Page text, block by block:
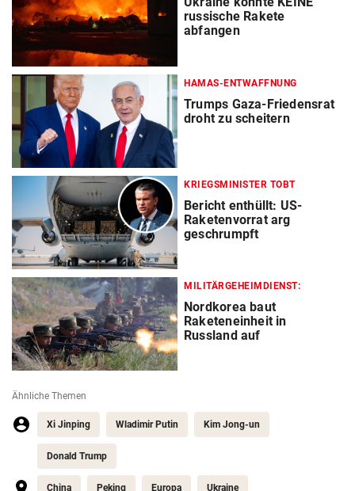
russische Rakete
abfangen
HAMAS-ENTWAFFNUNG
Trumps Gaza-Friedensrat
droht zu scheitern
KRIEGSMINISTER TOBT
Bericht enthüllt: US-
Raketenvorrat arg
geschrumpft
MILITÄRGEHEIMDIENST:
Nordkorea baut
Raketeneinheit in
Russland auf
Ähnliche Themen
Xi Jinping Wladimir Putin Kim Jong-un
Donald Trump
China Peking Europa Ukraine